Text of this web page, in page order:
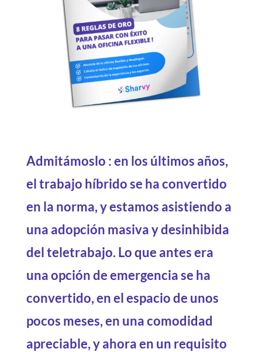
Admitámoslo : en los últimos años,
el trabajo híbrido se ha convertido
en la norma, y estamos asistiendo a
una adopción masiva y desinhibida
del teletrabajo. Lo que antes era
una opción de emergencia se ha
convertido, en el espacio de unos
pocos meses, en una comodidad
apreciable, y ahora en un requisito